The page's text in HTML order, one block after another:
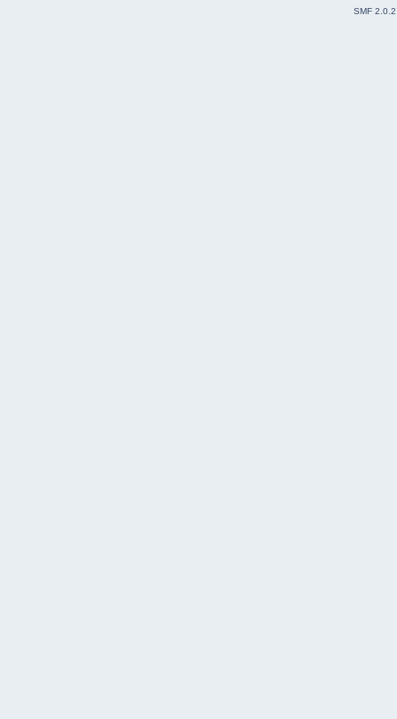
SMF 2.0.2